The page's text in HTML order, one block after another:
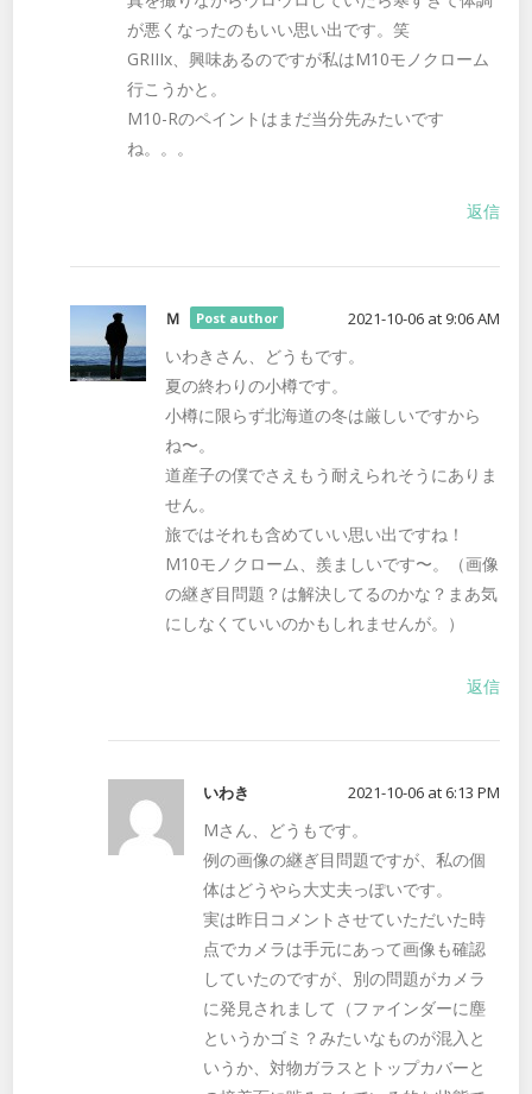
が悪くなったのもいい思い出です。笑
GRIIIx、興味あるのですが私はM10モノクローム
行こうかと。
M10-Rのペイントはまだ当分先みたいです
ね。。。
返信
Ｍ Post author 2021-10-06 at 9:06 AM
いわきさん、どうもです。
夏の終わりの小樽です。
小樽に限らず北海道の冬は厳しいですから
ね〜。
道産子の僕でさえもう耐えられそうにありま
せん。
旅ではそれも含めていい思い出ですね！
M10モノクローム、羨ましいです〜。（画像
の継ぎ目問題？は解決してるのかな？まあ気
にしなくていいのかもしれませんが。）
返信
いわき 2021-10-06 at 6:13 PM
Mさん、どうもです。
例の画像の継ぎ目問題ですが、私の個
体はどうやら大丈夫っぽいです。
実は昨日コメントさせていただいた時
点でカメラは手元にあって画像も確認
していたのですが、別の問題がカメラ
に発見されまして（ファインダーに塵
というかゴミ？みたいなものが混入と
いうか、対物ガラスとトップカバーと